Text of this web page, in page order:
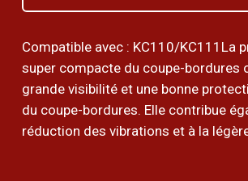
Compatible avec : KC110/KC111La
super compacte du coupe-bordures
grande visibilité et une bonne
du coupe-bordures. Elle contribue
réduction des vibrations et à la